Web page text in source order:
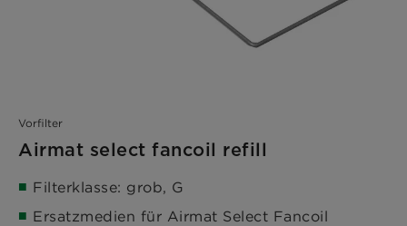
Vorfilter
Airmat select fancoil refill
Filterklasse: grob, G
Ersatzmedien für Airmat Select Fancoil